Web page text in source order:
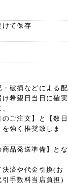
けて保存
破損などによる配
希望日当日に確実
ご注文】と【数日
強く推奨致しま
商品発送準備】とな
済や代金引換(お
引手数料当店負担)